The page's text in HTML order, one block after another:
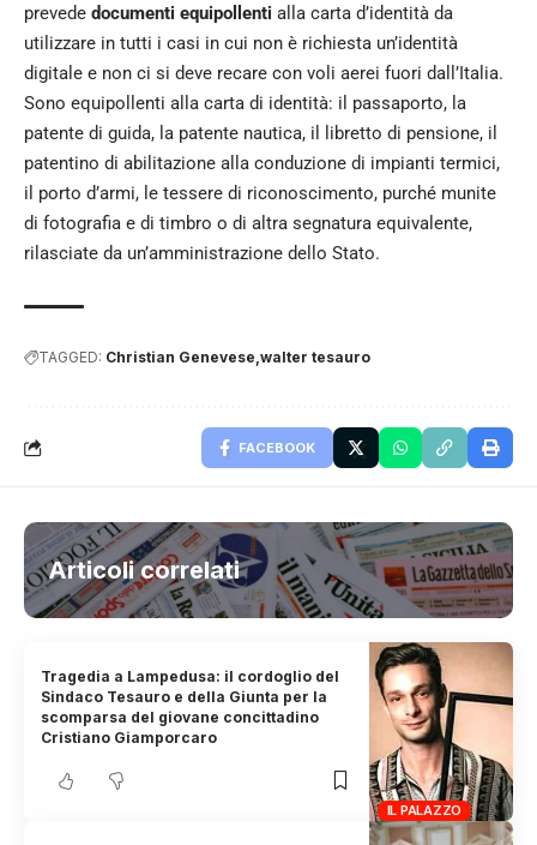
prevede documenti equipollenti alla carta d’identità da
utilizzare in tutti i casi in cui non è richiesta un’identità
digitale e non ci si deve recare con voli aerei fuori dall’Italia.
Sono equipollenti alla carta di identità: il passaporto, la
patente di guida, la patente nautica, il libretto di pensione, il
patentino di abilitazione alla conduzione di impianti termici,
il porto d’armi, le tessere di riconoscimento, purché munite
di fotografia e di timbro o di altra segnatura equivalente,
rilasciate da un’amministrazione dello Stato.
TAGGED: Christian Genevese walter tesauro
FACEBOOK
Articoli correlati
IL PALAZZO
Tragedia a Lampedusa: il cordoglio del
Sindaco Tesauro e della Giunta per la
scomparsa del giovane concittadino
Cristiano Giamporcaro